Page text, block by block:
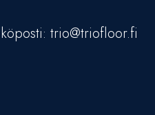
trio@triofloor.fi